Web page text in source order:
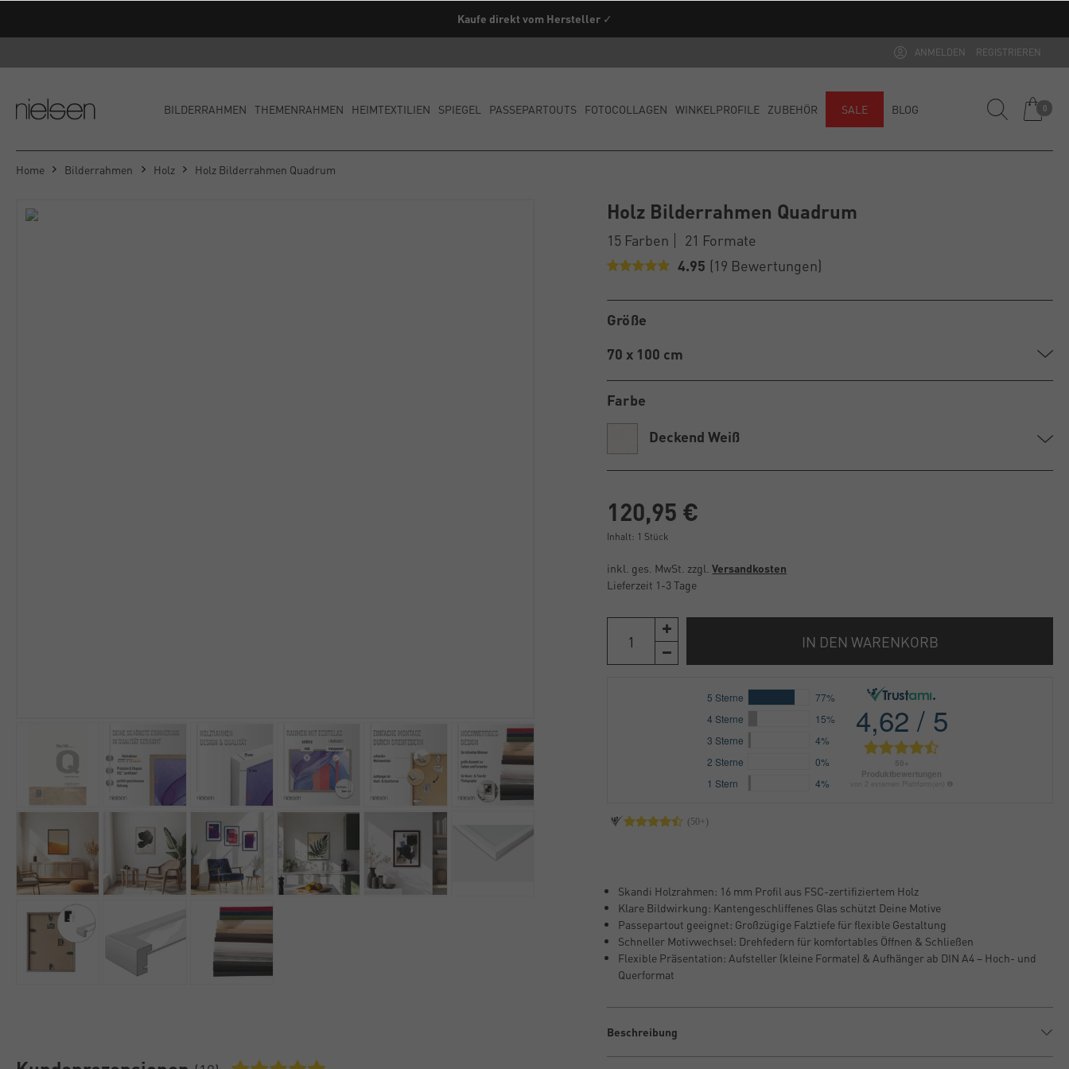
Versandkostenfrei ab einem Warenwert von 79€ innerhalb Deutschland (außer Speditionsware)
Kaufe direkt vom Hersteller ✓
ANMELDEN REGISTRIEREN
BILDERRAHMEN THEMENRAHMEN HEIMTEXTILIEN SPIEGEL PASSEPARTOUTS FOTOCOLLAGEN WINKELPROFILE ZUBEHÖR SALE BLOG 0
Home Bilderrahmen Holz Holz Bilderrahmen Quadrum
Holz Bilderrahmen Quadrum
15 Farben
21 Formate
4.95 (19 Bewertungen)
Größe
70 x 100 cm
Farbe
Deckend Weiß
120,95 €
Inhalt: 1 Stück
inkl. ges. MwSt. zzgl.Versandkosten
Lieferzeit 1-3 Tage
IN DEN WARENKORB
Skandi Holzrahmen: 16 mm Profil aus FSC-zertifiziertem Holz
Klare Bildwirkung: Kantengeschliffenes Glas schützt Deine Motive
Passepartout geeignet: Großzügige Falztiefe für flexible Gestaltung
Schneller Motivwechsel: Drehfedern für komfortables Öffnen & Schließen
Flexible Präsentation: Aufsteller (kleine Formate) & Aufhänger ab DIN A4 – Hoch- und
Querformat
Beschreibung